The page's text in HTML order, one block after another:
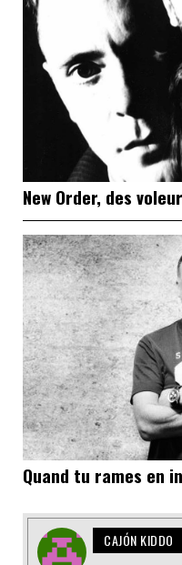
New Order, des
Quand tu rames en
CAJÓN KIDDO